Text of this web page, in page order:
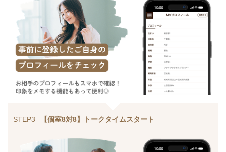
STEP3 【個室8対8】トークタイムスタート